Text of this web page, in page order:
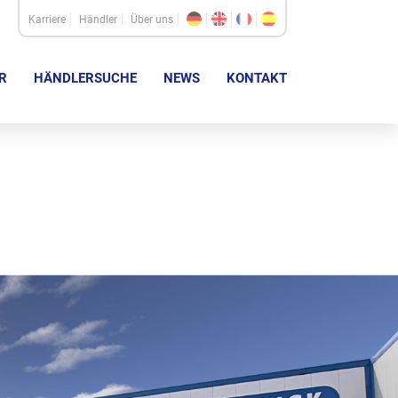
Karriere Händler Über uns
HÄNDLERSUCHE NEWS KONTAKT